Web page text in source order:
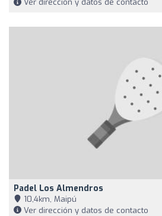
Ver dirección y datos de contacto
Padel Los Almendros
10,4km, Maipú
Ver dirección y datos de contacto